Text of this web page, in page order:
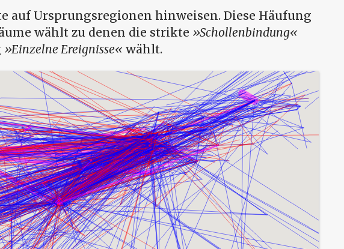
auf Ursprungsregionen hinweisen. Diese Häufung
wählt zu denen die strikte
Schollenbindung
Einzelne Ereignisse wählt.